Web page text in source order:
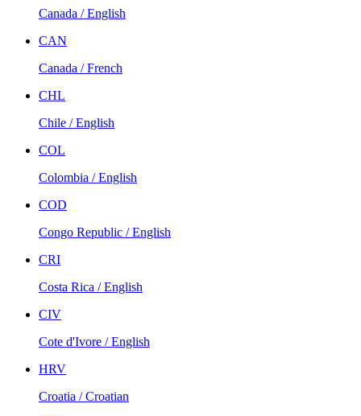
Canada / English
CAN
Canada / French
CHL
Chile / English
COL
Colombia / English
COD
Congo Republic / English
CRI
Costa Rica / English
CIV
Cote d'Ivore / English
HRV
Croatia / Croatian